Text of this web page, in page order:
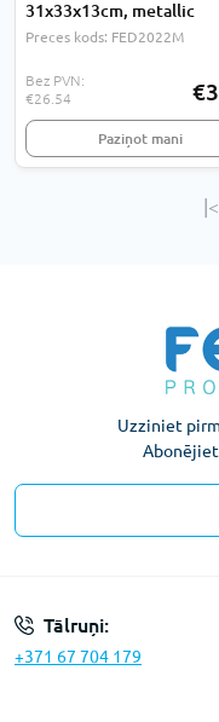
31x33x13cm, metallic
Preces kods: FED2022M
Bez PVN:
€26.54
Paziņot mani
|<
Uzziniet
Abonējiet
Tālruņi:
+371 67 704 179